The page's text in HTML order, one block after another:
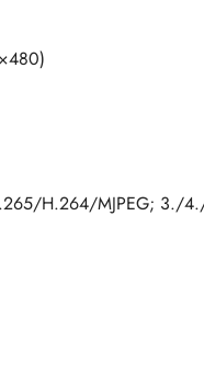
H.264/MJPEG; 3./